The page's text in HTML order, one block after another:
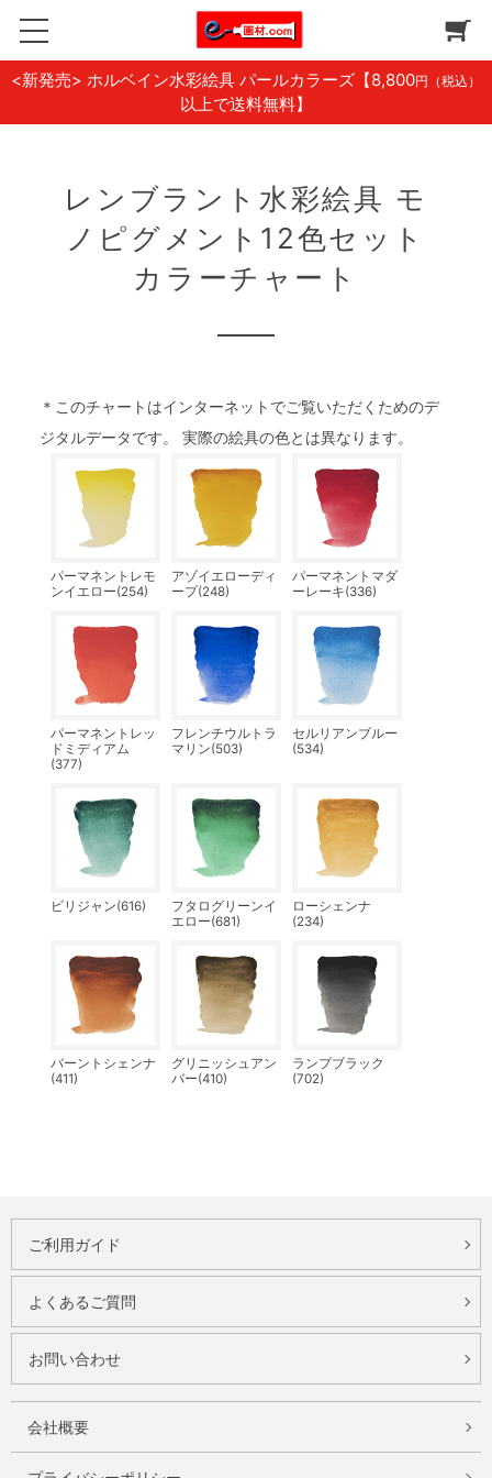
<新発売> ホルベイン水彩絵具 パールカラーズ 【8,800円（税込）
以上で送料無料】
レンブラント水彩絵具 モ
ノピグメント12色セット
カラーチャート
＊このチャートはインターネットでご覧いただくためのデ
ジタルデータです。 実際の絵具の色とは異なります。
パーマネントレモ
ンイエロー(254)
アゾイエローディ
ープ(248)
パーマネントマダ
ーレーキ(336)
パーマネントレッ
ドミディアム
(377)
フレンチウルトラ
マリン(503)
セルリアンブルー
(534)
ビリジャン(616)
フタログリーンイ
エロー(681)
ローシェンナ
(234)
バーントシェンナ
(411)
グリニッシュアン
バー(410)
ランプブラック
(702)
ご利用ガイド
よくあるご質問
お問い合わせ
会社概要